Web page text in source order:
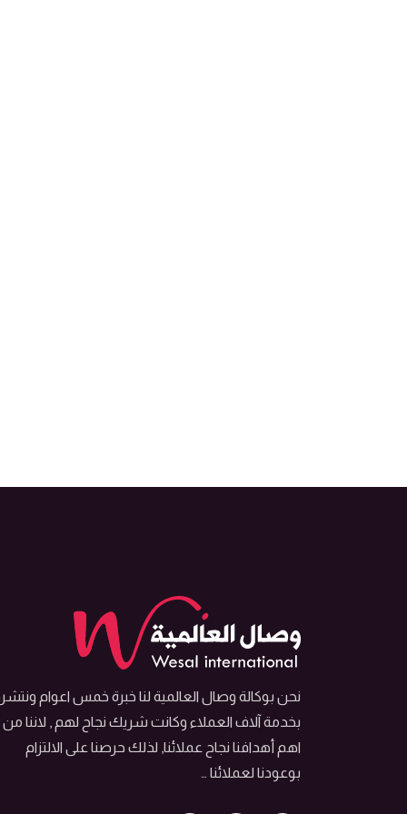
نحن بوكالة وصال العالمية لنا خبرة خمس اعوام
بخدمة آلاف العملاء وكانت شريك نجاح لهم , لاننا من
اهم أهدافنا نجاح عملائنا, لذلك حرصنا على الالتزام
بوعودنا لعملائنا …